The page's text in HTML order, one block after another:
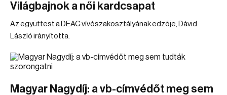
Világbajnok a női kardcsapat
Az együttest a DEAC vívószakosztályának edzője, Dávid
László irányította.
Magyar Nagydíj: a vb-címvédőt meg sem